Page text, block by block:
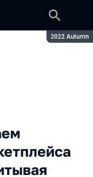
Сезон:
2022 Autumn